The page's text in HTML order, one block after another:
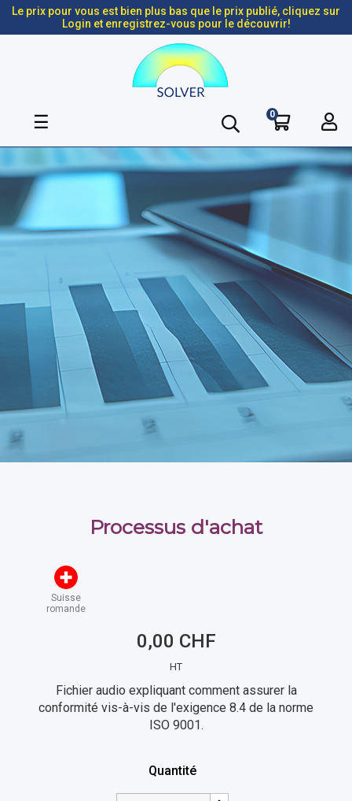
Le prix pour vous est bien plus bas que le prix publié, cliquez sur
Login et enregistrez-vous pour le découvrir!
Basculer
navigation
☰ 0
Processus d'achat
Suisse
romande
0,00 CHF
HT
Fichier audio expliquant comment assurer la
conformité vis-à-vis de l'exigence 8.4 de la norme
ISO 9001.
Quantité